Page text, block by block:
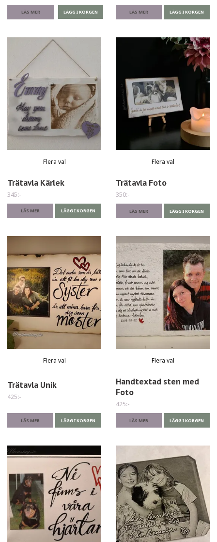
LÄS MER LÄS MER LÄGG I KORGEN
Flera val
Trätavla Kärlek
345:-
LÄS MER LÄGG I KORGEN
Flera val
Trätavla Foto
350:-
LÄS MER LÄGG I KORGEN
Flera val
Trätavla Unik
425:-
LÄS MER LÄGG I KORGEN
Flera val
Handtextad sten med
Foto
425:-
LÄS MER LÄGG I KORGEN